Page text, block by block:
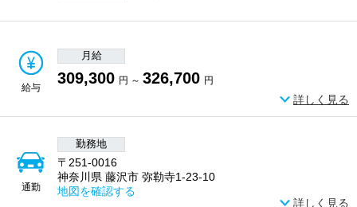
給与
月給
309,300 円 ～ 326,700 円
詳しく見る
通勤
勤務地
〒251-0016
神奈川県 藤沢市 弥勒寺1-23-10
地図を確認する
詳しく見る